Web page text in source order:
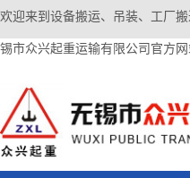
欢迎来到设备搬运、吊装、工厂
锡市众兴起重运输有限公司官方网